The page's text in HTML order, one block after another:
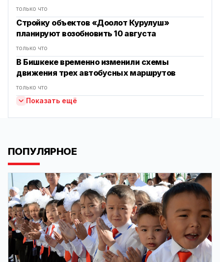
только что
Стройку объектов «Доолот Курулуш»
планируют возобновить 10 августа
только что
В Бишкеке временно изменили схемы
движения трех автобусных маршрутов
только что
Показать ещё
ПОПУЛЯРНОЕ